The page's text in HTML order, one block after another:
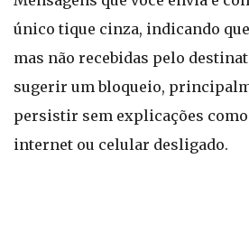
único tique cinza, indicando
mas não recebidas pelo
sugerir um bloqueio,
persistir sem explicações como
internet ou celular desligado.